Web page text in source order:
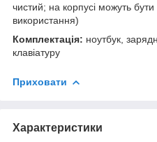
чистий; на корпусі можуть бути
використання)
Комплектація: ноутбук,
клавіатуру
Приховати
Характеристики